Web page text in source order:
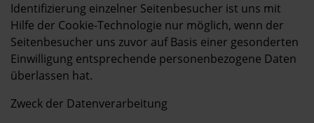
Identifizierung einzelner Seitenbesucher ist uns mit
Hilfe der Cookie-Technologie nur möglich, wenn der
Seitenbesucher uns zuvor auf Basis einer gesonderten
Einwilligung entsprechende personenbezogene Daten
überlassen hat.
Zweck der Datenverarbeitung